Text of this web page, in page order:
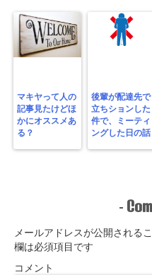
マキヤって人の
記事見たけどほ
かにオススメあ
る？
後輩が配達先で
立ちションした
件で、ミーティ
ングした日の話
-
メールアドレスが公開される
欄は必須項目です
コメント